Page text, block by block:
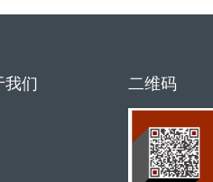
我们 二维码